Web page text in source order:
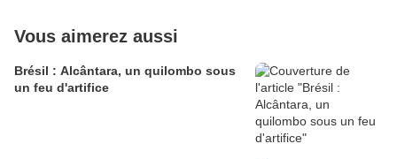
Vous aimerez aussi
Brésil : Alcântara, un quilombo sous
un feu d'artifice